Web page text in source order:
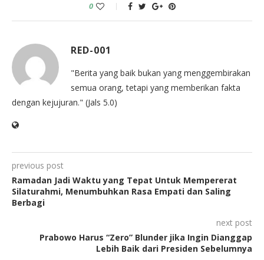
0
RED-001
"Berita yang baik bukan yang menggembirakan
semua orang, tetapi yang memberikan fakta
dengan kejujuran." (Jals 5.0)
previous post
Ramadan Jadi Waktu yang Tepat Untuk Mempererat
Silaturahmi, Menumbuhkan Rasa Empati dan Saling
Berbagi
next post
Prabowo Harus “Zero” Blunder jika Ingin Dianggap
Lebih Baik dari Presiden Sebelumnya